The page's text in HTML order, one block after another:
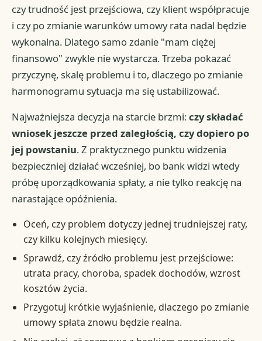
czy trudność jest przejściowa, czy klient współpracuje
i czy po zmianie warunków umowy rata nadal będzie
wykonalna. Dlatego samo zdanie "mam ciężej
finansowo" zwykle nie wystarcza. Trzeba pokazać
przyczynę, skalę problemu i to, dlaczego po zmianie
harmonogramu sytuacja ma się ustabilizować.
Najważniejsza decyzja na starcie brzmi:czy składać
wniosek jeszcze przed zaległością, czy dopiero po
jej powstaniu. Z praktycznego punktu widzenia
bezpieczniej działać wcześniej, bo bank widzi wtedy
próbę uporządkowania spłaty, a nie tylko reakcję na
narastające opóźnienia.
Oceń, czy problem dotyczy jednej trudniejszej raty,
czy kilku kolejnych miesięcy.
Sprawdź, czy źródło problemu jest przejściowe:
utrata pracy, choroba, spadek dochodów, wzrost
kosztów życia.
Przygotuj krótkie wyjaśnienie, dlaczego po zmianie
umowy spłata znowu będzie realna.